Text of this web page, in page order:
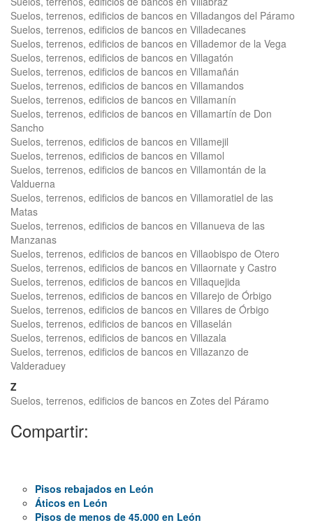
Suelos, terrenos, edificios de bancos en Villadangos del Páramo
Suelos, terrenos, edificios de bancos en Villadecanes
Suelos, terrenos, edificios de bancos en Villademor de la Vega
Suelos, terrenos, edificios de bancos en Villagatón
Suelos, terrenos, edificios de bancos en Villamañán
Suelos, terrenos, edificios de bancos en Villamandos
Suelos, terrenos, edificios de bancos en Villamanín
Suelos, terrenos, edificios de bancos en Villamartín de Don
Sancho
Suelos, terrenos, edificios de bancos en Villamejil
Suelos, terrenos, edificios de bancos en Villamol
Suelos, terrenos, edificios de bancos en Villamontán de la
Valduerna
Suelos, terrenos, edificios de bancos en Villamoratiel de las
Matas
Suelos, terrenos, edificios de bancos en Villanueva de las
Manzanas
Suelos, terrenos, edificios de bancos en Villaobispo de Otero
Suelos, terrenos, edificios de bancos en Villaornate y Castro
Suelos, terrenos, edificios de bancos en Villaquejida
Suelos, terrenos, edificios de bancos en Villarejo de Órbigo
Suelos, terrenos, edificios de bancos en Villares de Órbigo
Suelos, terrenos, edificios de bancos en Villaselán
Suelos, terrenos, edificios de bancos en Villazala
Suelos, terrenos, edificios de bancos en Villazanzo de
Valderaduey
Z
Suelos, terrenos, edificios de bancos en Zotes del Páramo
Compartir:
Pisos rebajados en León
Áticos en León
Pisos de menos de 45.000 en León